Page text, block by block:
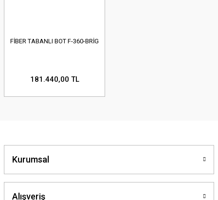
FİBER TABANLI BOT F-360-BRİG
181.440,00 TL
Kurumsal
Alışveriş